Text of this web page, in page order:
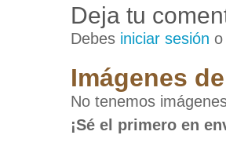
Deja tu
Debes iniciar sesión
Imágenes
No tenemos
¡Sé el primero en